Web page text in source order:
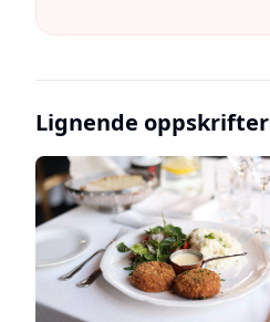
Lignende oppskrifter